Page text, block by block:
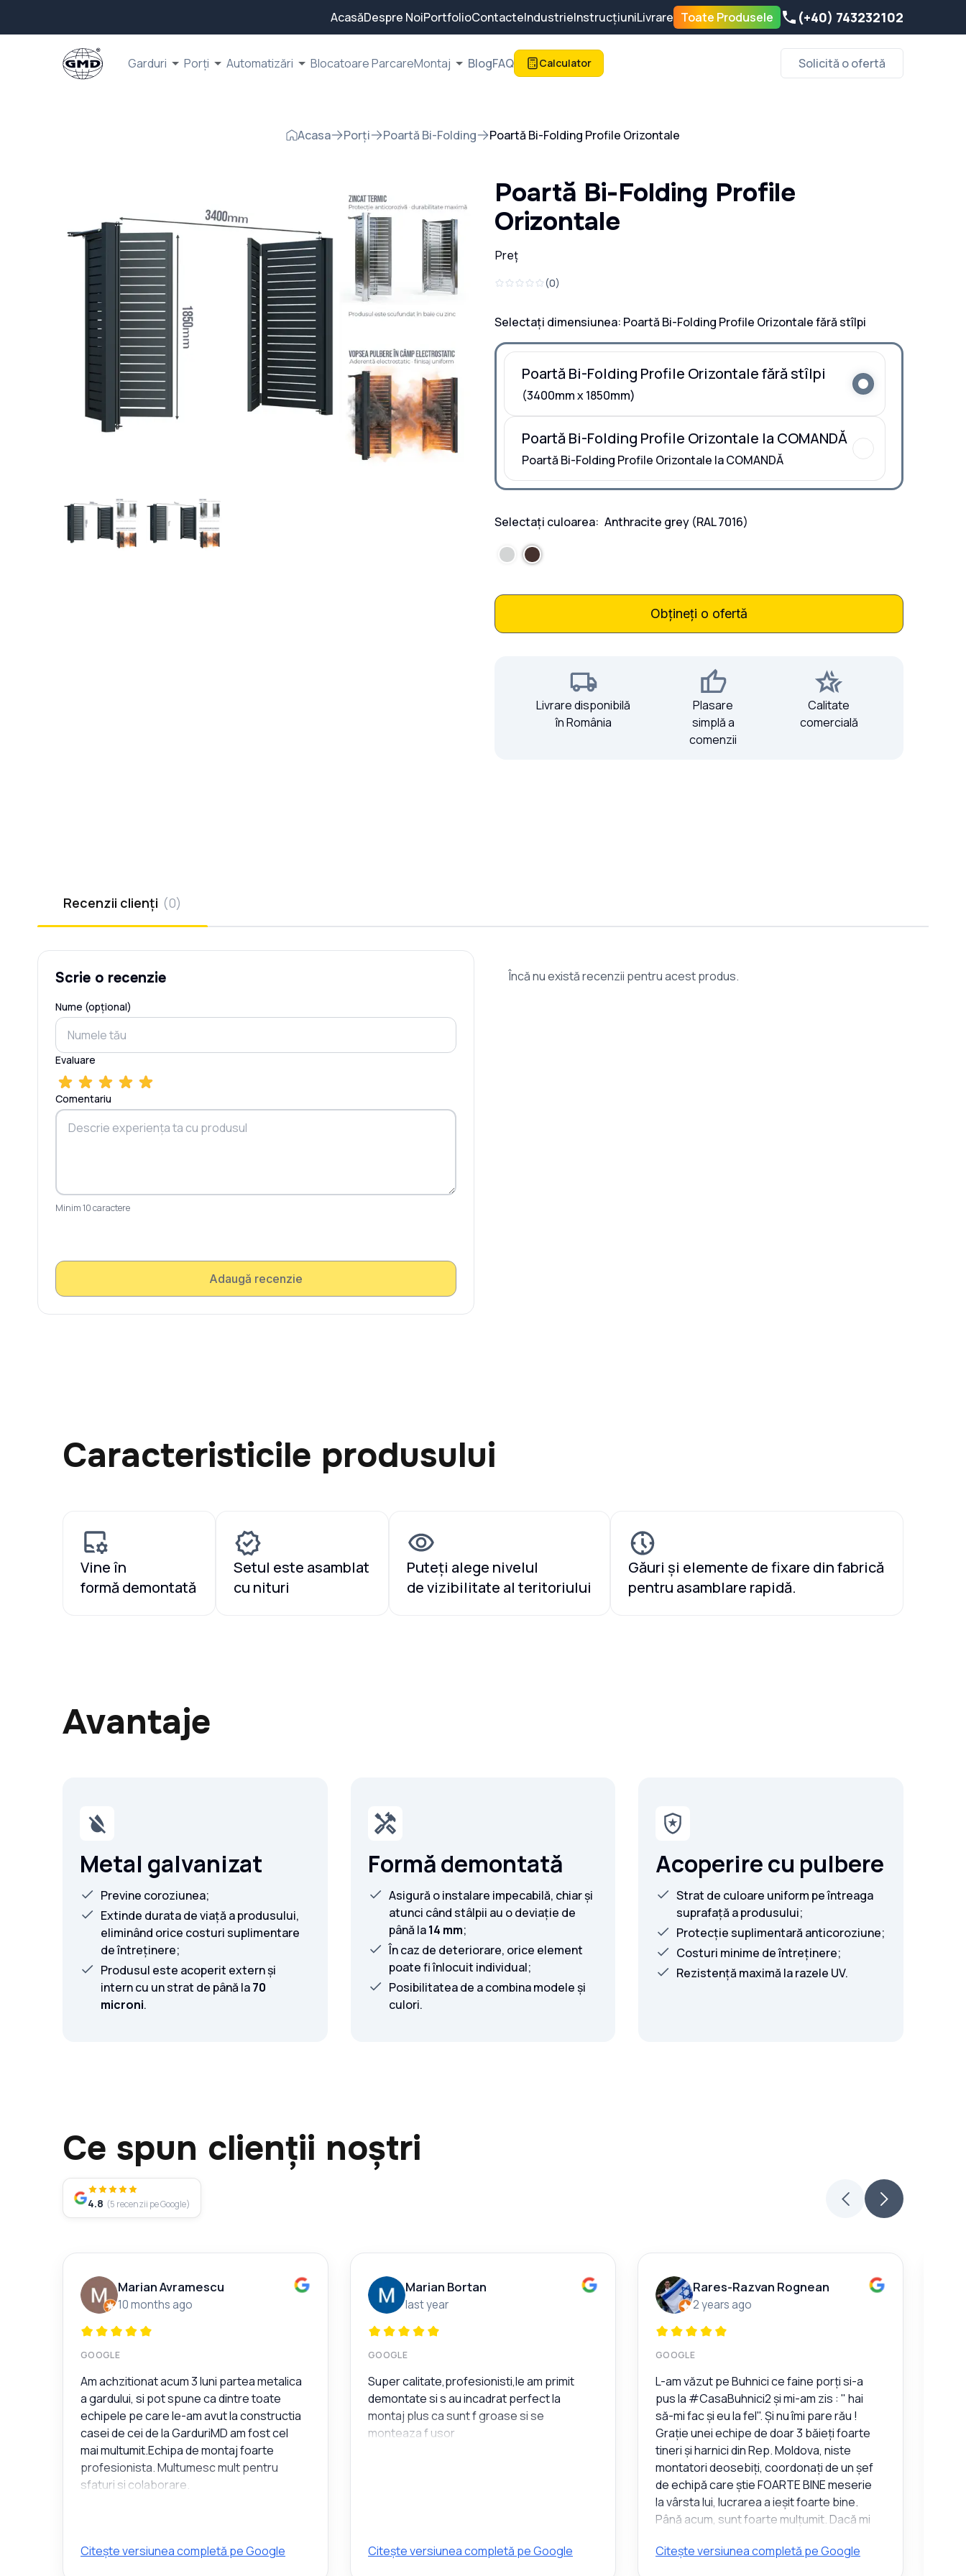
AcasăDespre NoiPortfolioContacteIndustrieInstrucțiuniLivrare Toate Produsele (+40) 743232102
Garduri Porți Automatizări Blocatoare ParcareMontaj BlogFAQ Calculator Solicită o ofertă
Acasa Porți Poartă Bi-Folding Poartă Bi-Folding Profile Orizontale
Poartă Bi-Folding Profile
Orizontale
Preț
(0)
Selectați dimensiunea: Poartă Bi-Folding Profile Orizontale fără stîlpi
Poartă Bi-Folding Profile Orizontale fără stîlpi
(3400mm x 1850mm)
Poartă Bi-Folding Profile Orizontale la COMANDĂ
Poartă Bi-Folding Profile Orizontale la COMANDĂ
Selectați culoarea: Anthracite grey (RAL 7016)
Obțineți o ofertă
Livrare disponibilă
în România
Plasare
simplă a
comenzii
Calitate
comercială
Recenzii clienți (0)
Scrie o recenzie
Nume (opțional)
Evaluare
Comentariu
Minim 10 caractere
Adaugă recenzie
Încă nu există recenzii pentru acest produs.
Caracteristicile produsului
Vine în
formă demontată
Setul este asamblat
cu nituri
Puteți alege nivelul
de vizibilitate al teritoriului
Găuri și elemente de fixare din fabrică
pentru asamblare rapidă.
Avantaje
Metal galvanizat
Previne coroziunea;
Extinde durata de viață a produsului,
eliminând orice costuri suplimentare
de întreținere;
Produsul este acoperit extern și
intern cu un strat de până la70
microni.
Formă demontată
Asigură o instalare impecabilă, chiar și
atunci când stâlpii au o deviație de
până la14 mm;
În caz de deteriorare, orice element
poate fi înlocuit individual;
Posibilitatea de a combina modele și
culori.
Acoperire cu pulbere
Strat de culoare uniform pe întreaga
suprafață a produsului;
Protecție suplimentară anticoroziune;
Costuri minime de întreținere;
Rezistență maximă la razele UV.
Ce spun clienții noștri
4.8 (5 recenzii pe Google)
Marian Avramescu
10 months ago
GOOGLE
Am achzitionat acum 3 luni partea metalica
a gardului, si pot spune ca dintre toate
echipele pe care le-am avut la constructia
casei de cei de la GarduriMD am fost cel
mai multumit.Echipa de montaj foarte
profesionista. Multumesc mult pentru
sfaturi si colaborare.
Citește versiunea completă pe Google
Marian Bortan
last year
GOOGLE
Super calitate,profesionisti,le am primit
demontate si s au incadrat perfect la
montaj plus ca sunt f groase si se
monteaza f usor
Citește versiunea completă pe Google
Rares-Razvan Rognean
2 years ago
GOOGLE
L-am văzut pe Buhnici ce faine porți si-a
pus la #CasaBuhnici2 și mi-am zis : " hai
să-mi fac și eu la fel". Și nu îmi pare rău !
Grație unei echipe de doar 3 băieți foarte
tineri și harnici din Rep. Moldova, niste
montatori deosebiți, coordonați de un șef
de echipă care știe FOARTE BINE meserie
la vârsta lui, lucrarea a ieșit foarte bine.
Până acum, sunt foarte mulțumit. Dacă mi
avansului și până la momentul ce ar trebui
Citește versiunea completă pe Google